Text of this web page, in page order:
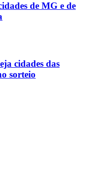
de MG e de
cidades das
sorteio